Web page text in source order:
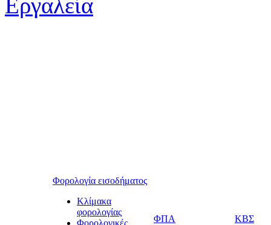
Φορολογία εισοδήματος
Κλίμακα
φορολογίας
Φορολογικές
ΦΠΑ
ΚΒΣ